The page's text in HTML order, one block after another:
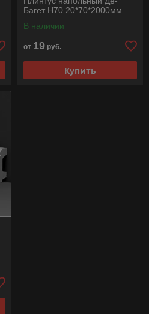
Багет Н70 20*70*2000мм
В наличии
от 19 руб.
Купить